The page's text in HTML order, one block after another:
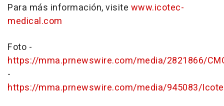
Para más información, visite www.icotec-
medical.com
Foto -
https://mma.prnewswire.com/media/2821866/
-
https://mma.prnewswire.com/media/945083/